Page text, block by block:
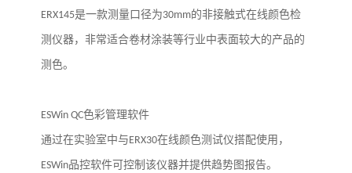
ERX145是一款测量口径为30mm的非接触式在线颜色检
测仪器，非常适合卷材涂装等行业中表面较大的产品的
测色。
ESWin QC色彩管理软件
通过在实验室中与ERX30在线颜色测试仪搭配使用，
ESWin品控软件可控制该仪器并提供趋势图报告。